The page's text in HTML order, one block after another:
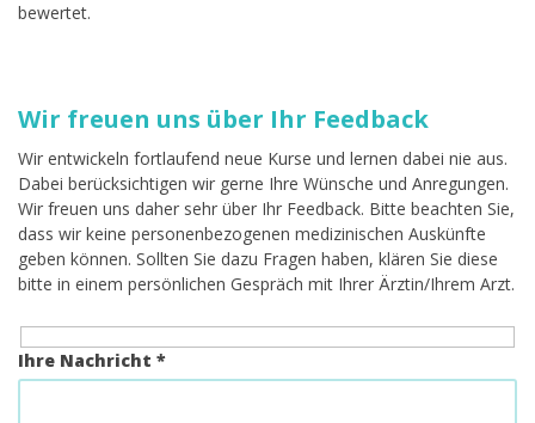
bewertet.
Wir freuen uns über Ihr Feedback
Wir entwickeln fortlaufend neue Kurse und lernen dabei nie aus.
Dabei berücksichtigen wir gerne Ihre Wünsche und Anregungen.
Wir freuen uns daher sehr über Ihr Feedback. Bitte beachten Sie,
dass wir keine personenbezogenen medizinischen Auskünfte
geben können. Sollten Sie dazu Fragen haben, klären Sie diese
bitte in einem persönlichen Gespräch mit Ihrer Ärztin/Ihrem Arzt.
Ihre Nachricht *